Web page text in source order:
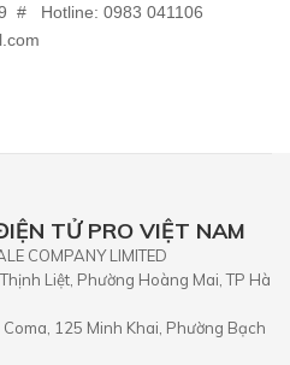
# Hotline: 0983 041106
TỬ PRO VIỆT NAM
COMPANY LIMITED
Liệt, Phường Hoàng Mai, TP Hà
125 Minh Khai, Phường Bạch